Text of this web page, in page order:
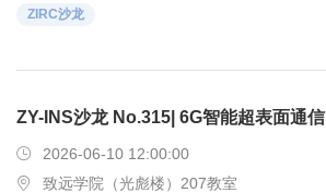
ZIRC沙龙
ZY-INS沙龙 No.315| 6G智能超表面通信
2026-06-10 12:00:00
致远学院（光彪楼）207教室